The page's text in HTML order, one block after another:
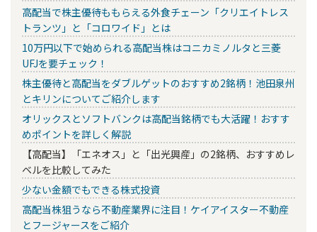
高配当で株主優待ももらえる外食チェーン「クリエイトレス
トランツ」と「コロワイド」とは
10万円以下で始められる高配当株はコニカミノルタと三菱
UFJを要チェック！
株主優待と高配当をダブルゲットのおすすめ2銘柄！池田泉州
とキリンについてご紹介します
オリックスとソフトバンクは高配当銘柄でも大活躍！おすす
めポイントを詳しく解説
【高配当】「エネオス」と「出光興産」の2銘柄、おすすめレ
ベルを比較してみた
少ない金額でもできる株式投資
高配当株狙うなら不動産業界に注目！ケイアイスター不動産
とフージャースをご紹介